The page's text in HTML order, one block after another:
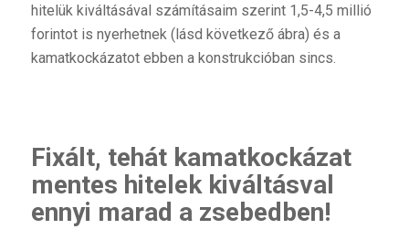
hitelük kiváltásával számításaim szerint 1,5-4,5 millió
forintot is nyerhetnek (lásd következő ábra) és a
kamatkockázatot ebben a konstrukcióban sincs.
Fixált, tehát kamatkockázat
mentes hitelek kiváltásval
ennyi marad a zsebedben!